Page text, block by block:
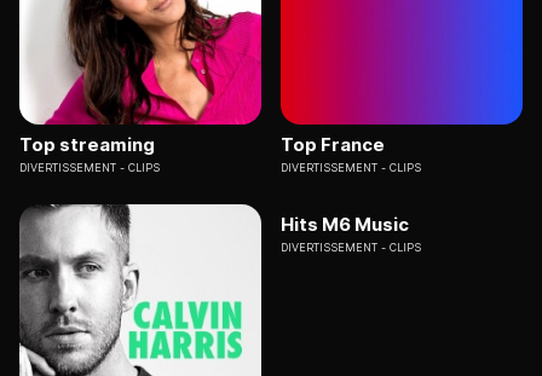
Top streaming
DIVERTISSEMENT CLIPS
Top France
DIVERTISSEMENT CLIPS
Hits M6 Music
DIVERTISSEMENT CLIPS